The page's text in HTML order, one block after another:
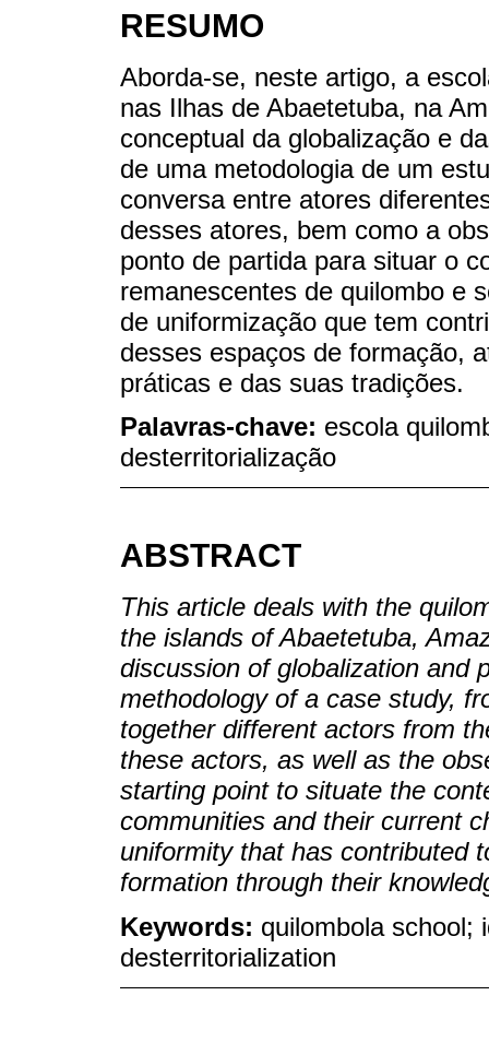
RESUMO
Aborda-se, neste artigo, a
nas Ilhas de Abaetetuba, na
conceptual da globalização e
de uma metodologia de um
conversa entre atores
desses atores, bem como a
ponto de partida para situar o
remanescentes de quilombo e
de uniformização que tem
desses espaços de formação,
práticas e das suas tradições.
Palavras-chave: escola
desterritorialização
ABSTRACT
This article deals with the
the islands of Abaetetuba,
discussion of globalization and
methodology of a case study,
together different actors from
these actors, as well as the
starting point to situate the
communities and their current
uniformity that has contributed
formation through their
Keywords: quilombola school;
desterritorialization